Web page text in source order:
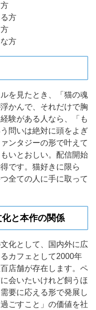
方
方
を見たとき、「猫の魂
かんで、それだけで胸
験がある人なら、「も
問いは絶対に頭をよぎ
ンタジーの形で叶えて
いとおしい。配信開始
です。猫好きに限ら
全ての人に手に取って
化と本作の関係
化として、国内外に広
カフェとして2000年
店舗が存在します。ペ
会いたいけれど飼うほ
要に応える形で発展し
ごすこと」の価値を社